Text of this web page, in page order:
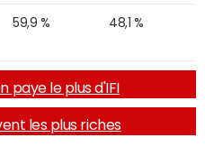
59,9 % 48,1 %
paye le plus d'IFI
les plus riches